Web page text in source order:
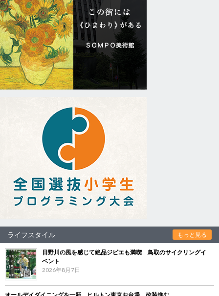
ライフスタイル もっと見る
日野川の風を感じて絶品ジビエも満喫 鳥取のサイクリングイ
ベント
2026年8月7日